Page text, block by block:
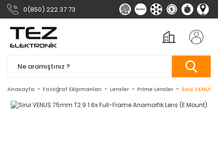
0(850) 222 37 73
Anasayfa Fotoğraf Ekipmanları Lensler Prime Lensler Sirui VENUS